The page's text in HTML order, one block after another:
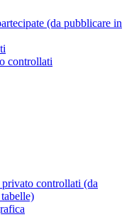
(da pubblicare in
controllati
controllati (da